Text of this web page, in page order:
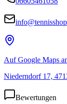
Auf Google Maps
Niederndorf 17,
Bewertungen